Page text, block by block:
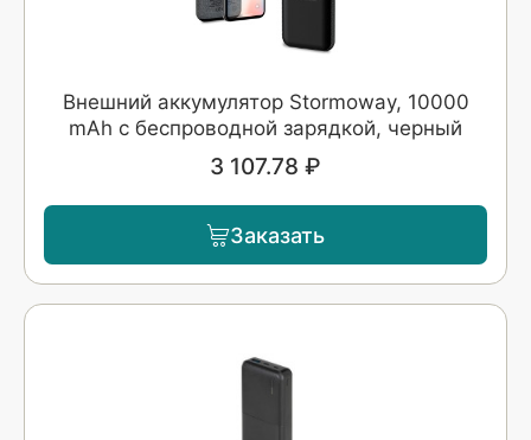
Внешний аккумулятор Stormoway, 10000
mAh с беспроводной зарядкой, черный
3 107.78 ₽
Заказать